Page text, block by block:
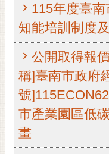
泉
花
網
站
導
115年度臺
知能培訓制度
公開取得報
稱]臺南市政府
號
市產業園區低
畫